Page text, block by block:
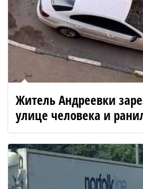
Житель Андреевки
улице человека и